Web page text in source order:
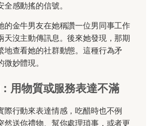
感動搖的信號。
的金牛男友在她稱讚一位男同事工作
天沒主動傳訊息。後來她發現，那期
地查看她的社群動態。這種行為矛
妙體現。
用物質或服務表達不滿
際行動來表達情感，吃醋時也不例
然送你禮物、幫你處理瑣事，或者更